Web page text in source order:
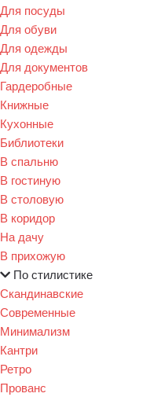
Для посуды
Для обуви
Для одежды
Для документов
Гардеробные
Книжные
Кухонные
Библиотеки
В спальню
В гостиную
В столовую
В коридор
На дачу
В прихожую
По стилистике
Скандинавские
Современные
Минимализм
Кантри
Ретро
Прованс